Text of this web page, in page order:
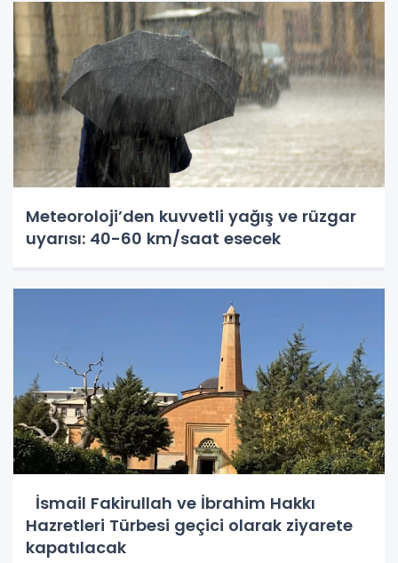
Meteoroloji’den kuvvetli yağış ve rüzgar
uyarısı: 40-60 km/saat esecek
İsmail Fakirullah ve İbrahim Hakkı
Hazretleri Türbesi geçici olarak ziyarete
kapatılacak